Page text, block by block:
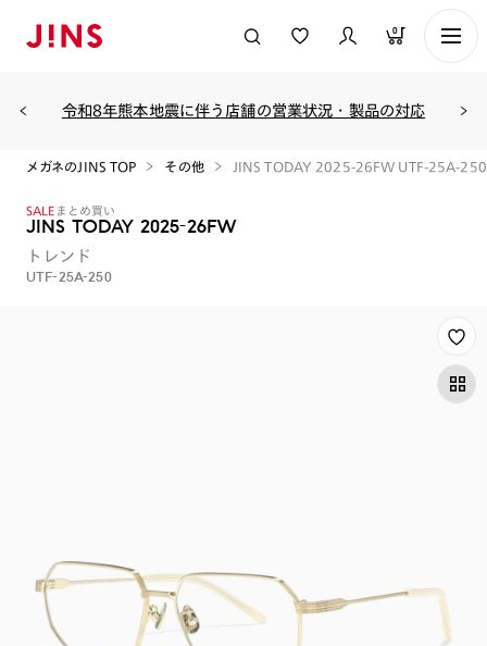
0
令和8年熊本地震に伴う店舗の営業状況・製品の対応
メガネのJINS TOP その他 JINS TODAY 2025-26FW UTF-25A-250
SALE まとめ買い
JINS TODAY 2025-26FW
トレンド
UTF-25A-250